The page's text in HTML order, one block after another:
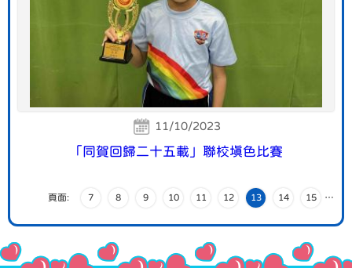
11/10/2023
「同賀回歸二十五載」聯校填色比賽
頁面: …
7 8 9 10 11 12 13 14 15